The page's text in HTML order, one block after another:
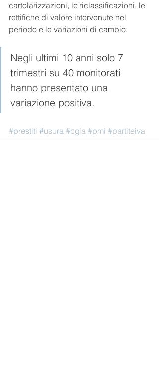
cartolarizzazioni, le riclassificazioni, le
rettifiche di valore intervenute nel
periodo e le variazioni di cambio.
Negli ultimi 10 anni solo 7
trimestri su 40 monitorati
hanno presentato una
variazione positiva.
#prestiti #usura #cgia #pmi #partiteiva